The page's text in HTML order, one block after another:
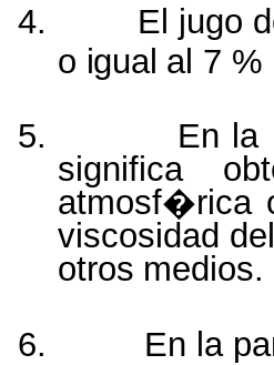
4.
El jugo
o igual al 7 %
5.
En la
significa
atmosf�rica
viscosidad del
otros medios.
6.
En la